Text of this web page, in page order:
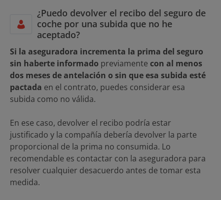
¿Puedo devolver el recibo del seguro de
coche por una subida que no he
aceptado?
Si la aseguradora incrementa la prima del seguro
sin haberte informado previamente con al menos
dos meses de antelación o sin que esa subida esté
pactada en el contrato, puedes considerar esa
subida como no válida.
En ese caso, devolver el recibo podría estar
justificado y la compañía debería devolver la parte
proporcional de la prima no consumida. Lo
recomendable es contactar con la aseguradora para
resolver cualquier desacuerdo antes de tomar esta
medida.